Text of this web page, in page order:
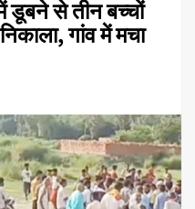
डूबने से तीन बच्चों
गांव में मचा